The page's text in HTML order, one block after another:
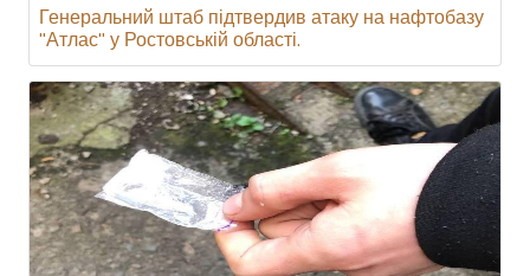
Генеральний штаб підтвердив атаку на нафтобазу
"Атлас" у Ростовській області.